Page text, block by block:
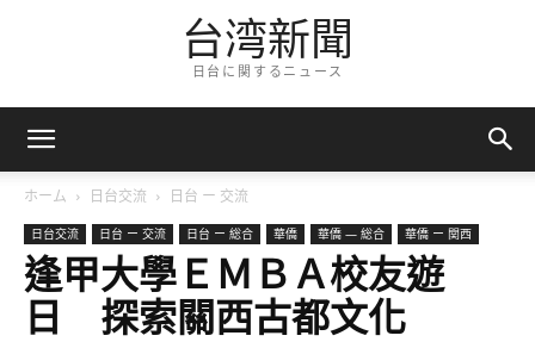
台湾新聞
日台に関するニュース
ホーム 日台交流 日台 ー 交流
日台交流 日台 ー 交流 日台 ー 総合 華僑 華僑 — 総合 華僑 ー 関西
逢甲大學ＥＭＢＡ校友遊
日 探索關西古都文化